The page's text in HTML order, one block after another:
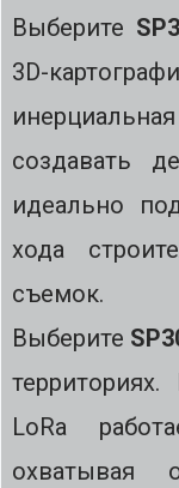
Выберите
3D-
создавать
идеально
хода
съемок.
Выберите
LoRa
охватывая